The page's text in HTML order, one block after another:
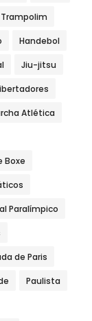
Handebol
Jiu-jitsu
Atlética
Boxe
Paralímpico
de Paris
Paulista